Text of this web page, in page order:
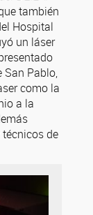
también
Hospital
un láser
San Pablo,
como la
a la
de